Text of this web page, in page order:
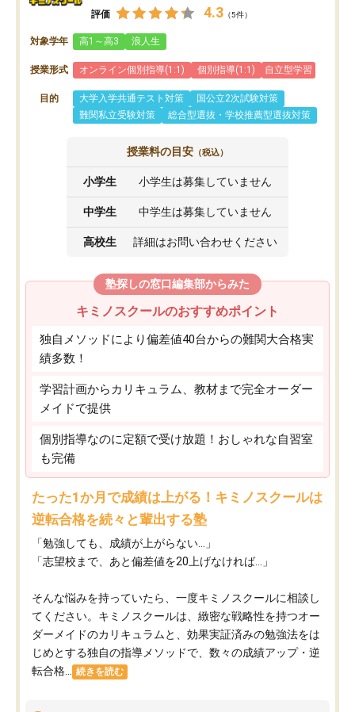
評価 4.3 （5件）
対象学年 高1～高3 浪人生
授業形式 オンライン個別指導(1:1) 個別指導(1:1) 自立型学習
目的 大学入学共通テスト対策
国公立2次試験対策
難関私立受験対策
総合型選抜・学校推薦型選抜対策
授業料の目安 （税込）
小学生 小学生は募集していません
中学生 中学生は募集していません
高校生 詳細はお問い合わせください
塾探しの窓口編集部からみた
キミノスクールのおすすめポイント
独自メソッドにより偏差値40台からの難関大合格実
績多数！
学習計画からカリキュラム、教材まで完全オーダー
メイドで提供
個別指導なのに定額で受け放題！おしゃれな自習室
も完備
たった1か月で成績は上がる！キミノスクールは
逆転合格を続々と輩出する塾
「勉強しても、成績が上がらない…」
「志望校まで、あと偏差値を20上げなければ…」
そんな悩みを持っていたら、一度キミノスクールに相談し
てください。キミノスクールは、緻密な戦略性を持つオー
ダーメイドのカリキュラムと、効果実証済みの勉強法をは
じめとする独自の指導メソッドで、数々の成績アップ・逆
転合格...
続きを読む